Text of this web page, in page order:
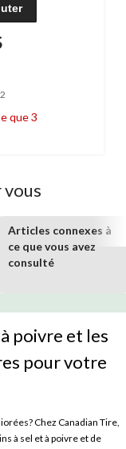
que 3
vous
Articles connexes à
ce que vous avez
consulté
poivre et les
pour votre
Chez Canadian Tire,
à sel et à poivre et de